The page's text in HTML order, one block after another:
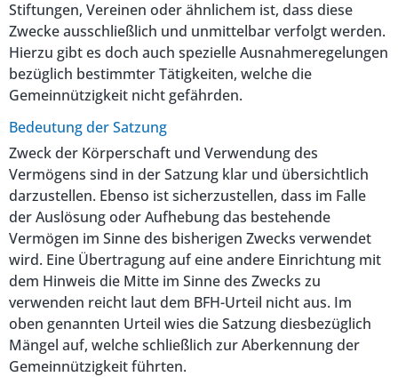
Stiftungen, Vereinen oder ähnlichem ist, dass diese
Zwecke ausschließlich und unmittelbar verfolgt werden.
Hierzu gibt es doch auch spezielle Ausnahmeregelungen
bezüglich bestimmter Tätigkeiten, welche die
Gemeinnützigkeit nicht gefährden.
Bedeutung der Satzung
Zweck der Körperschaft und Verwendung des
Vermögens sind in der Satzung klar und übersichtlich
darzustellen. Ebenso ist sicherzustellen, dass im Falle
der Auslösung oder Aufhebung das bestehende
Vermögen im Sinne des bisherigen Zwecks verwendet
wird. Eine Übertragung auf eine andere Einrichtung mit
dem Hinweis die Mitte im Sinne des Zwecks zu
verwenden reicht laut dem BFH-Urteil nicht aus. Im
oben genannten Urteil wies die Satzung diesbezüglich
Mängel auf, welche schließlich zur Aberkennung der
Gemeinnützigkeit führten.